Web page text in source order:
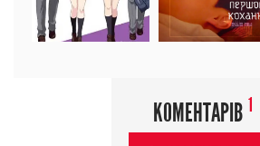
КОМЕНТАРІВ 1